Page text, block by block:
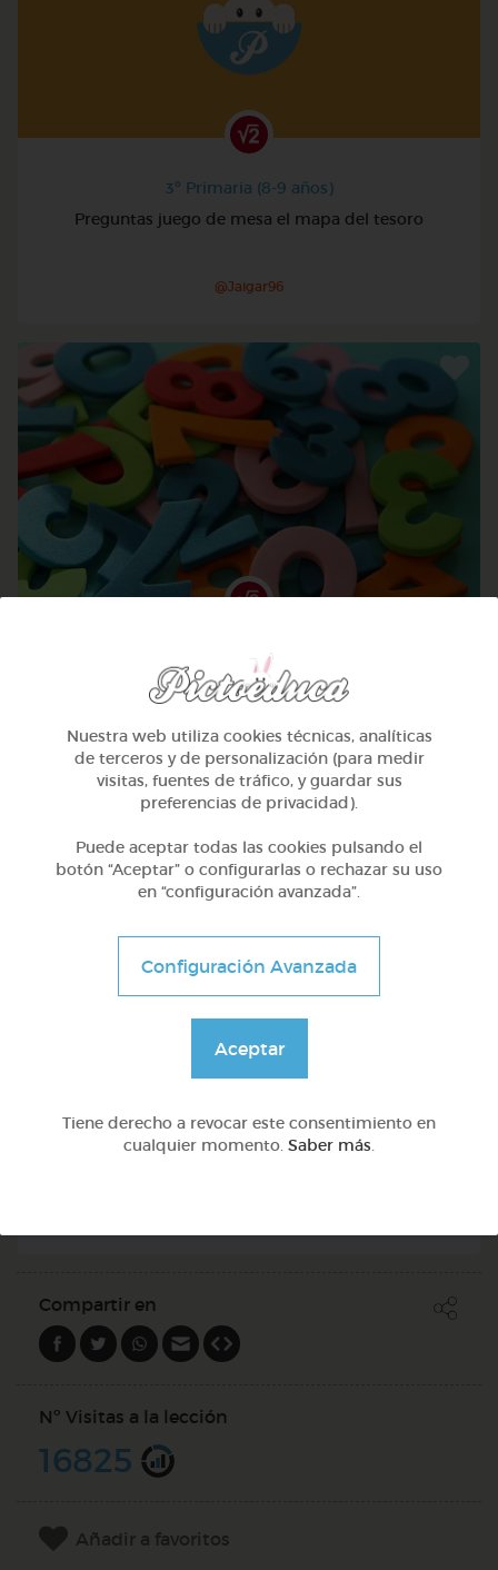
3º Primaria (8-9 años)
Preguntas juego de mesa el mapa del tesoro
@Jaigar96
3º Primaria (8-9 años)
Aprendiendo de las multiplicaciones
@Jaquesita
3º Primaria (8-9 años)
Los triángulos. clasificación
Compartir en
Nº Visitas a la lección
16825
Añadir a favoritos
Nuestra web utiliza cookies técnicas, analíticas
de terceros y de personalización (para medir
visitas, fuentes de tráfico, y guardar sus
preferencias de privacidad).
Puede aceptar todas las cookies pulsando el
botón “Aceptar” o configurarlas o rechazar su uso
en “configuración avanzada”.
Configuración Avanzada
Aceptar
Tiene derecho a revocar este consentimiento en
cualquier momento. Saber más.